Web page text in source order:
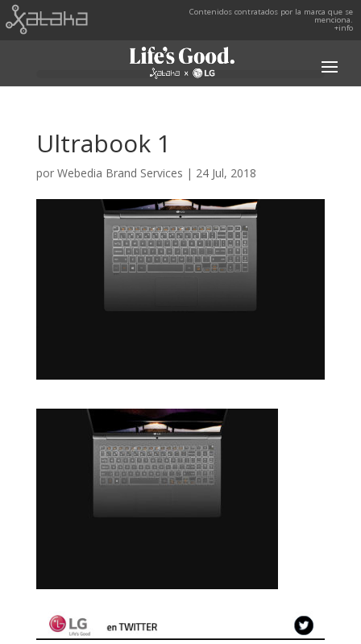
Contenidos contratados por la marca que se
menciona.
+info
Ultrabook 1
por Webedia Brand Services | 24 Jul, 2018